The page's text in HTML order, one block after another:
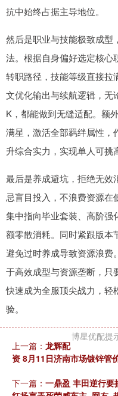
抗中始终占据主导地位。
然后是职业与技能极致成型
法。根据自身偏好选定核心
转职路径，技能等级直接拉
文优化输出与续航逻辑，无
K，都能做到无缝适配。额
满星，激活全部羁绊属性，
升综合实力，实现单人可挑
最后是养成避坑，拒绝无效
忌盲目投入，不浪费资源在
集中指向毕业套装、高阶强
额零散消耗。同时紧跟版本
避免过时养成导致资源浪费
于高效成型与资源垄断，只
快速成为全服顶尖战力，轻
验。
博星优配提
上一篇： 龙辉配
资 8月11日济南市场镀锌管
下一篇： 一鼎盈 丰田逆行要